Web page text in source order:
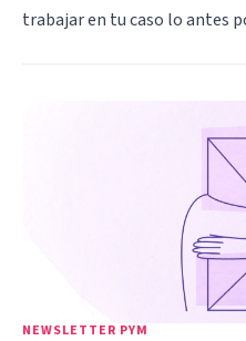
trabajar en tu caso lo antes
NEWSLETTER PYM